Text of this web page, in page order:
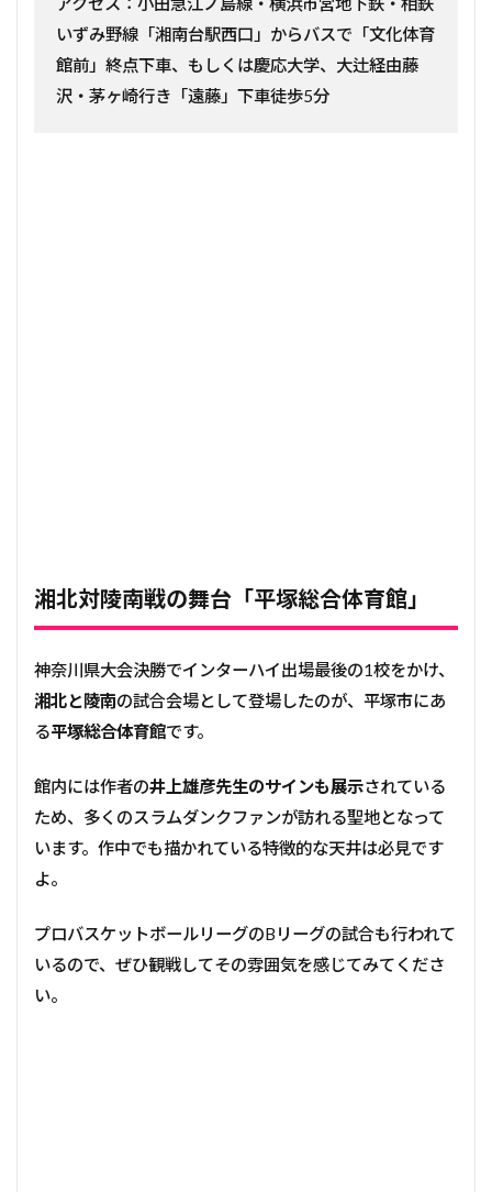
いずみ野線「湘南台駅西口」からバスで「文化体育
館前」終点下車、もしくは慶応大学、大辻経由藤
沢・茅ヶ崎行き「遠藤」下車徒歩5分
湘北対陵南戦の舞台「平塚総合体育館」
神奈川県大会決勝でインターハイ出場最後の1校をかけ、
湘北と陵南の試合会場として登場したのが、平塚市にあ
る平塚総合体育館です。
館内には作者の井上雄彦先生のサインも展示されている
ため、多くのスラムダンクファンが訪れる聖地となって
います。作中でも描かれている特徴的な天井は必見です
よ。
プロバスケットボールリーグのBリーグの試合も行われて
いるので、ぜひ観戦してその雰囲気を感じてみてくださ
い。